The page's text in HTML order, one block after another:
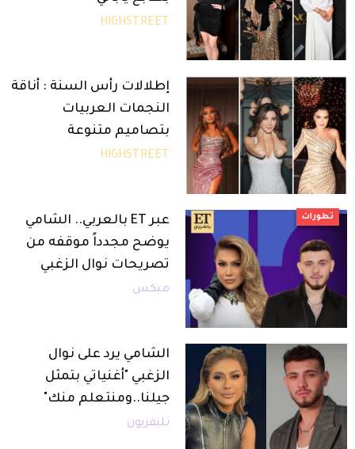
HIGHSTREET
إطلالات رأس السنة : أناقة
النجمات العربيات
بتصاميم متنوعة
HIGHSTREET
تطورات
عبر ET بالعربي.. الشامي
يوضح مجدداً موقفه من
تصريحات نوال الزغبي
ميكس
الشامي يرد على نوال
الزغبي "أغنياتي بتمثل
جيلنا..ومنتعلم منك"
تليفزيون